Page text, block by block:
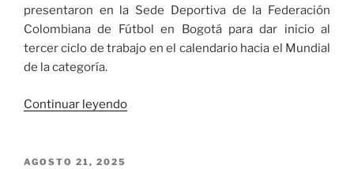
presentaron en la Sede Deportiva de la Federación
Colombiana de Fútbol en Bogotá para dar inicio al
tercer ciclo de trabajo en el calendario hacia el Mundial
de la categoría.
Continuar leyendo«Inicia
PUBLICADO
AGOSTO 21, 2025